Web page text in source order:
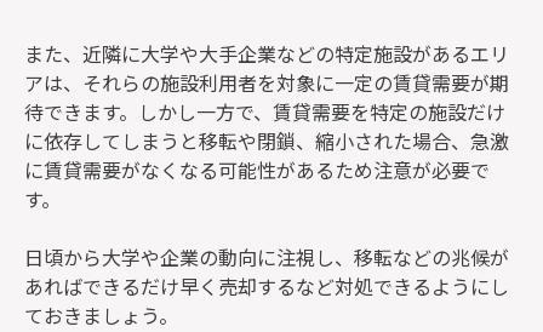
また、近隣に大学や大手企業などの特定施設があるエリ
アは、それらの施設利用者を対象に一定の賃貸需要が期
待できます。しかし一方で、賃貸需要を特定の施設だけ
に依存してしまうと移転や閉鎖、縮小された場合、急激
に賃貸需要がなくなる可能性があるため注意が必要で
す。
日頃から大学や企業の動向に注視し、移転などの兆候が
あればできるだけ早く売却するなど対処できるようにし
ておきましょう。